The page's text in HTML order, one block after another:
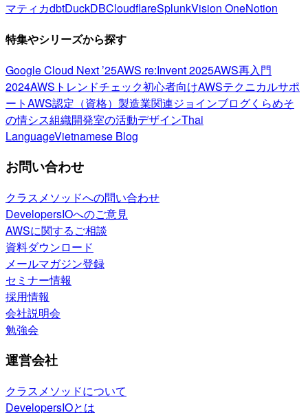
マティカdbtDuckDBCloudflareSplunkVision OneNotion
特集やシリーズから探す
Google Cloud Next ’25AWS re:Invent 2025AWS再入門
2024AWSトレンドチェック初心者向けAWSテクニカルサポ
ートAWS認定（資格） 製造業関連ジョインブログくらめそ
の情シス組織開発室の活動デザインThai
LanguageVietnamese Blog
お問い合わせ
クラスメソッドへの問い合わせ
DevelopersIOへのご意見
AWSに関するご相談
資料ダウンロード
メールマガジン登録
セミナー情報
採用情報
会社説明会
勉強会
運営会社
クラスメソッドについて
DevelopersIOとは